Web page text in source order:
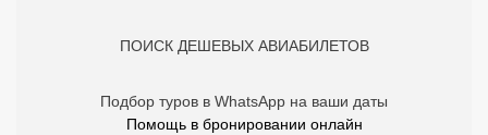
ПОИСК ДЕШЕВЫХ АВИАБИЛЕТОВ
Подбор туров в WhatsApp на ваши даты
Помощь в бронировании онлайн